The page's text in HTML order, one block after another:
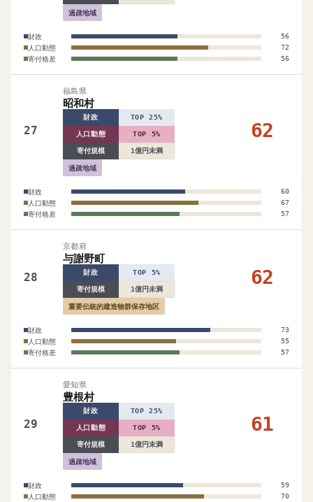
過疎地域
財政 56
人口動態 72
寄付格差 56
27
福島県
昭和村
財政 TOP 25%
人口動態 TOP 5%
寄付規模 1億円未満
過疎地域
62
財政 60
人口動態 67
寄付格差 57
28
京都府
与謝野町
財政 TOP 5%
寄付規模 1億円未満
重要伝統的建造物群保存地区
62
財政 73
人口動態 55
寄付格差 57
29
愛知県
豊根村
財政 TOP 25%
人口動態 TOP 5%
寄付規模 1億円未満
過疎地域
61
財政 59
人口動態 70